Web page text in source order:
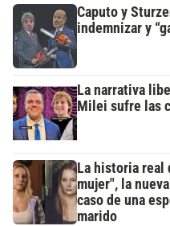
Caputo y
indemnizar y
La narrativa
Milei sufre las
La historia real
mujer", la
caso de una
marido